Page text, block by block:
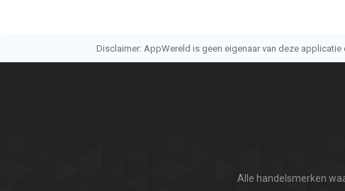
Disclaimer: AppWereld is geen eigenaar van deze
Alle handelsmerken